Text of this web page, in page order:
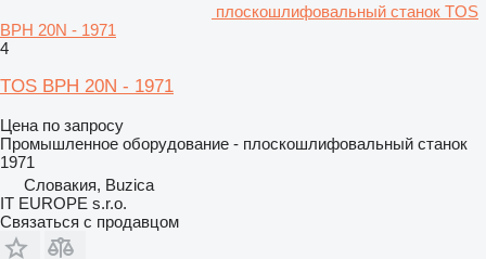
плоскошлифовальный станок TOS
BPH 20N - 1971
4
TOS BPH 20N - 1971
Цена по запросу
Промышленное оборудование - плоскошлифовальный станок
1971
Словакия, Buzica
IT EUROPE s.r.o.
Связаться с продавцом